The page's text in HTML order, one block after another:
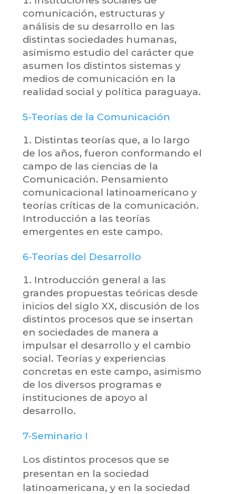
comunicación, estructuras y
análisis de su desarrollo en las
distintas sociedades humanas,
asimismo estudio del carácter que
asumen los distintos sistemas y
medios de comunicación en la
realidad social y política paraguaya.
5-Teorías de la Comunicación
Distintas teorías que, a lo largo
de los años, fueron conformando el
campo de las ciencias de la
Comunicación. Pensamiento
comunicacional latinoamericano y
teorías críticas de la comunicación.
Introducción a las teorías
emergentes en este campo.
6-Teorías del Desarrollo
Introducción general a las
grandes propuestas teóricas desde
inicios del siglo XX, discusión de los
distintos procesos que se insertan
en sociedades de manera a
impulsar el desarrollo y el cambio
social. Teorías y experiencias
concretas en este campo, asimismo
de los diversos programas e
instituciones de apoyo al
desarrollo.
7-Seminario I
Los distintos procesos que se
presentan en la sociedad
latinoamericana, y en la sociedad